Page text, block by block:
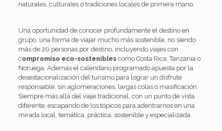
naturales, culturales o tradiciones locales de primera mano.
Una oportunidad de conocer profundamente el destino en
grupo, una forma de viajar mucho más sostenible, no siendo
más de 20 personas por destino, incluyendo viajes con
compromiso eco-sosteniblescomo Costa Rica, Tanzania o
Noruega. Además el calendario programado apuesta por la
desestacionalización del turismo para lograr un disfrute
responsable, sin aglomeraciones, largas colas o masificación.
Siempre más allá del viaje tradicional, con un punto de vista
diferente, escapando de los tópicos para adentrarnos en una
mirada local, temática, práctica, sostenible y especializada.